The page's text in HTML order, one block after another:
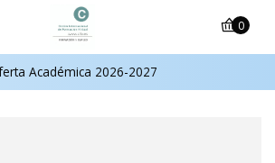
Académica 2026-2027
0